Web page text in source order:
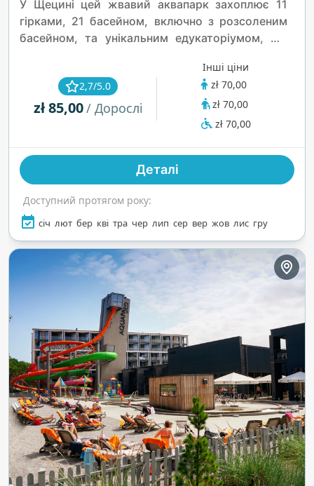
У Щецині цей жвавий аквапарк захоплює 11
гірками, 21 басейном, включно з розсоленим
басейном, та унікальним едукаторіумом, що
тематичних саун, як-от Вулканічна сауна, а
також відкритий пляж із масажними
струменями створюють незабутні миті.
2,7/5.0
zł 85,00/ Дорослі
Інші ціни
zł 70,00
zł 70,00
zł 70,00
Деталі
Доступний протягом року:
січ лют бер кві тра чер лип сер вер жов лис гру